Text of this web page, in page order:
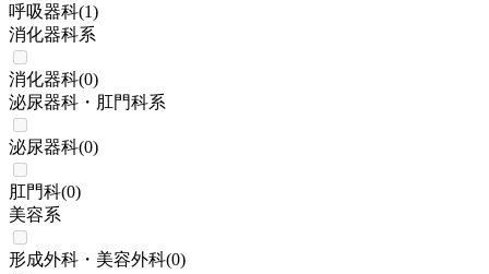
呼吸器科(1)
消化器科系
消化器科(0)
泌尿器科・肛門科系
泌尿器科(0)
肛門科(0)
美容系
形成外科・美容外科(0)